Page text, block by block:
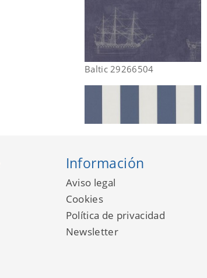
Baltic 29266504
Información
Aviso legal
Cookies
Política de privacidad
Newsletter